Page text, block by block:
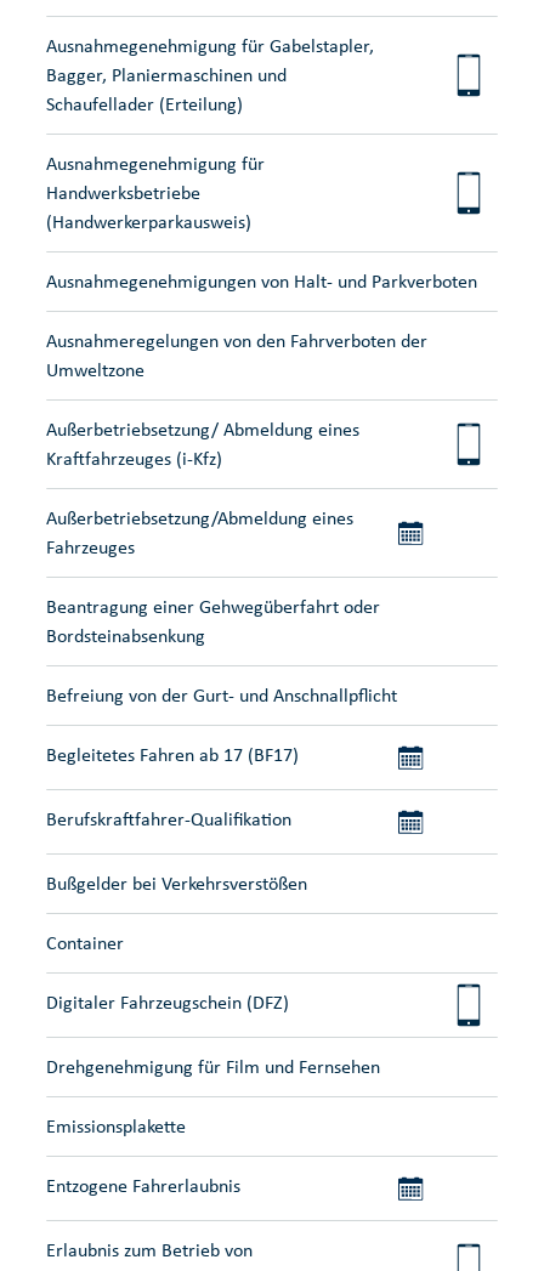
Ausnahmegenehmigung für Gabelstapler,
Bagger, Planiermaschinen und
Schaufellader (Erteilung)
Ausnahmegenehmigung für
Handwerksbetriebe
(Handwerkerparkausweis)
Ausnahmegenehmigungen von Halt- und Parkverboten
Ausnahmeregelungen von den Fahrverboten der
Umweltzone
Außerbetriebsetzung/ Abmeldung eines
Kraftfahrzeuges (i-Kfz)
Außerbetriebsetzung/Abmeldung eines
Fahrzeuges
Beantragung einer Gehwegüberfahrt oder
Bordsteinabsenkung
Befreiung von der Gurt- und Anschnallpflicht
Begleitetes Fahren ab 17 (BF17)
Berufskraftfahrer-Qualifikation
Bußgelder bei Verkehrsverstößen
Container
Digitaler Fahrzeugschein (DFZ)
Drehgenehmigung für Film und Fernsehen
Emissionsplakette
Entzogene Fahrerlaubnis
Erlaubnis zum Betrieb von